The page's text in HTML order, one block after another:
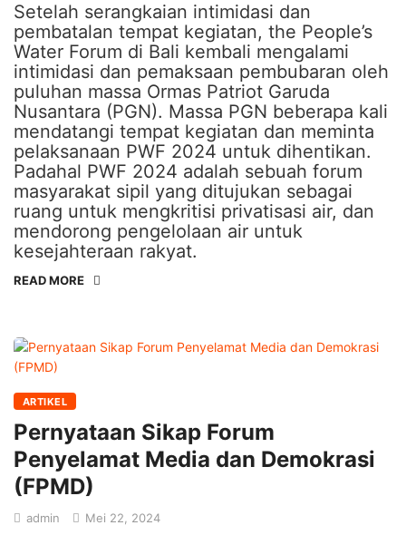
Setelah serangkaian intimidasi dan
pembatalan tempat kegiatan, the People’s
Water Forum di Bali kembali mengalami
intimidasi dan pemaksaan pembubaran oleh
puluhan massa Ormas Patriot Garuda
Nusantara (PGN). Massa PGN beberapa kali
mendatangi tempat kegiatan dan meminta
pelaksanaan PWF 2024 untuk dihentikan.
Padahal PWF 2024 adalah sebuah forum
masyarakat sipil yang ditujukan sebagai
ruang untuk mengkritisi privatisasi air, dan
mendorong pengelolaan air untuk
kesejahteraan rakyat.
READ MORE
ARTIKEL
Pernyataan Sikap Forum
Penyelamat Media dan Demokrasi
(FPMD)
admin Mei 22, 2024